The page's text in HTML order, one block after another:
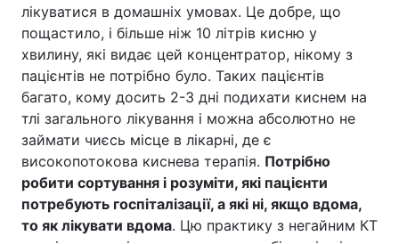
лікуватися в домашніх умовах. Це добре, що
пощастило, і більше ніж 10 літрів кисню у
хвилину, які видає цей концентратор, нікому з
пацієнтів не потрібно було. Таких пацієнтів
багато, кому досить 2-3 дні подихати киснем на
тлі загального лікування і можна абсолютно не
займати чиєсь місце в лікарні, де є
високопотокова киснева терапія. Потрібно
робити сортування і розуміти, які пацієнти
потребують госпіталізації, а які ні, якщо вдома,
то як лікувати вдома. Цю практику з негайним КТ